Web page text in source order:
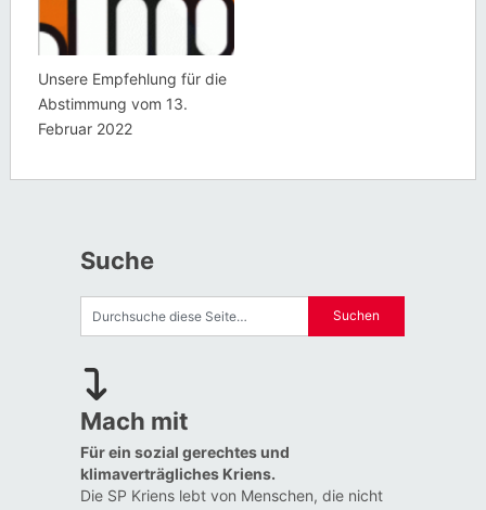
Unsere Empfehlung für die
Abstimmung vom 13.
Februar 2022
Suche
Mach mit
Für ein sozial gerechtes und
klimaverträgliches Kriens.
Die SP Kriens lebt von Menschen, die nicht